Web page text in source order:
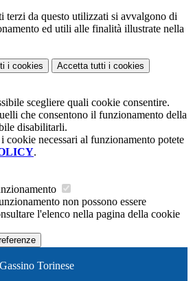
terzi da questo utilizzati si avvalgono di
ed utili alle finalità illustrate nella
i cookies Accetta tutti i cookies
scegliere quali cookie consentire.
che consentono il funzionamento della
disabilitarli.
cookie necessari al funzionamento potete
.
non possono essere
l'elenco nella pagina della cookie
Torinese